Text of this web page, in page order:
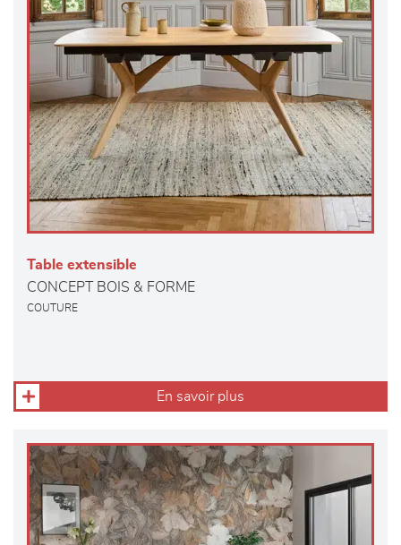
Table extensible
CONCEPT BOIS & FORME
COUTURE
En savoir plus